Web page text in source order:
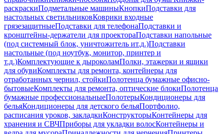
раскраскиПодметальные машиныКнопкиПодставки для
настольных светильниковКоврики входные
грязезащитныеПодставки для телефонаПодставки и
кронштейны-держатели для проектораПодставки напольные
(под системный блок, уничтожитель ит.д.)Подставки
настольные (под ноутбук, монитор, принтер и
т.д.)Комплектующие к дыроколамПолки, этажерки и ящики
для обувиКомплекты для ремонта, контейнеры для
отработанных чернил, стойкиПолотенца бумажные офисно-
бытовыеКомплекты для ремонта, оптические блокиПолотенца
бумажные профессиональныеПолотерыКондиционеры для
бельяКондиционеры для детского бельяПортфолио,
расписания уроков, закладкиКонструкторыКонтейнеры для
хранения и СВЧПриборы для укладки волосКонтейнеры и